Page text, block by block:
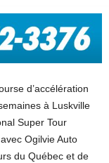
d’accélération
à Luskville
Super Tour
Ogilvie Auto
du Québec et de